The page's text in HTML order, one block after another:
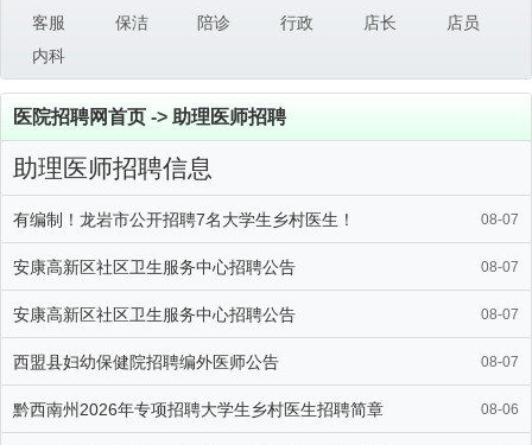
客服
保洁 陪诊 行政 店长
店员
内科
医院招聘网首页 -> 助理医师招聘
助理医师招聘信息
有编制！龙岩市公开招聘7名大学生乡村医生！ 08-07
安康高新区社区卫生服务中心招聘公告 08-07
安康高新区社区卫生服务中心招聘公告 08-07
西盟县妇幼保健院招聘编外医师公告 08-07
黔西南州2026年专项招聘大学生乡村医生招聘简章 08-06